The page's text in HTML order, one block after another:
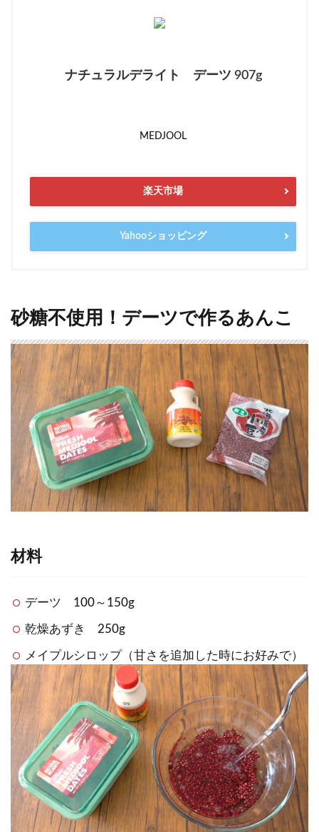
ナチュラルデライト デーツ 907g
MEDJOOL
楽天市場
Yahooショッピング
砂糖不使用！デーツで作るあんこ
材料
デーツ 100～150g
乾燥あずき 250g
メイプルシロップ（甘さを追加した時にお好みで）